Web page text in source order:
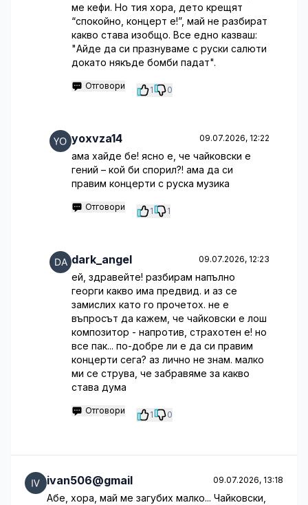
ме кефи. Но тия хора, дето крещят
“спокойно, концерт е!”, май не разбират
какво става изобщо. Все едно казваш:
"Айде да си празнуваме с руски салюти
докато някъде бомби падат".
Отговори 1 0
yoxvza14 09.07.2026, 12:22
ама хайде бе! ясно е, че чайковски е
гений – кой би спорил?! ама да си
правим концерти с руска музика
Отговори 1 1
dark_angel 09.07.2026, 12:23
ей, здравейте! разбирам напълно
георги какво има предвид. и аз се
замислих като го прочетох. не е
въпросът да кажем, че чайковски е лош
композитор - напротив, страхотен е! но
все пак... по-добре ли е да си правим
концерти сега? аз лично не знам. малко
ми се струва, че забравяме за какво
става дума
Отговори 1 0
ivan506@gmail 09.07.2026, 13:18
Абе, хора, май ме загубих малко... Чайковски,